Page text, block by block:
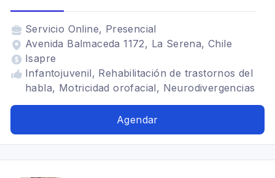
Servicio Online, Presencial
Avenida Balmaceda 1172, La Serena, Chile
Isapre
Infantojuvenil, Rehabilitación de trastornos del
habla, Motricidad orofacial, Neurodivergencias
Agendar